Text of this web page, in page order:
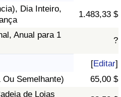
Dia Inteiro,
1.483,33 $
Anual para 1
?
[Editar]
Semelhante)
65,00 $
de Lojas